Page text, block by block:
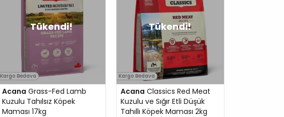
Kargo Bedava
Acana Grass-Fed Lamb
Kuzulu Tahılsız Köpek
Maması 17kg
Kargo Bedava
Acana Classics Red Meat
Kuzulu ve Sığır Etli Düşük
Tahıllı Köpek Maması 2kg